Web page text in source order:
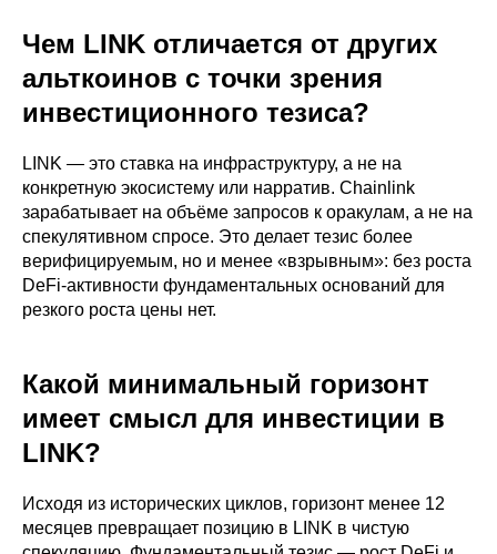
Чем LINK отличается от других
альткоинов с точки зрения
инвестиционного тезиса?
LINK — это ставка на инфраструктуру, а не на
конкретную экосистему или нарратив. Chainlink
зарабатывает на объёме запросов к оракулам, а не на
спекулятивном спросе. Это делает тезис более
верифицируемым, но и менее «взрывным»: без роста
DeFi-активности фундаментальных оснований для
резкого роста цены нет.
Какой минимальный горизонт
имеет смысл для инвестиции в
LINK?
Исходя из исторических циклов, горизонт менее 12
месяцев превращает позицию в LINK в чистую